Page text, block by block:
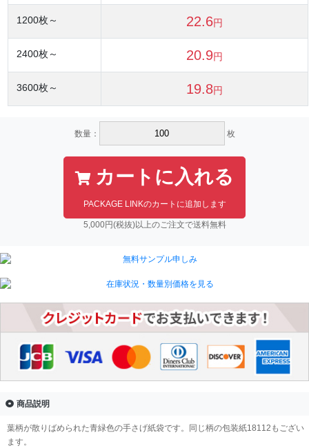
1200枚～ 22.6円
2400枚～ 20.9円
3600枚～ 19.8円
数量： 枚
カートに入れる
PACKAGE LINKのカートに追加します
5,000円(税抜)以上のご注文で送料無料
商品説明
葉柄が散りばめられた青緑色の手さげ紙袋です。同じ柄の包装紙18112もござい
ます。